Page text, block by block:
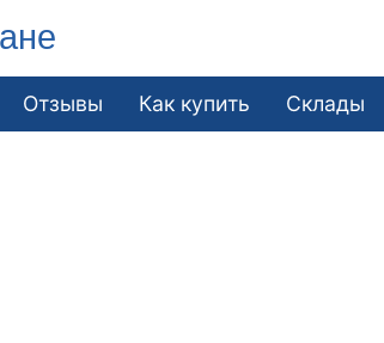
Отзывы Как купить Склады